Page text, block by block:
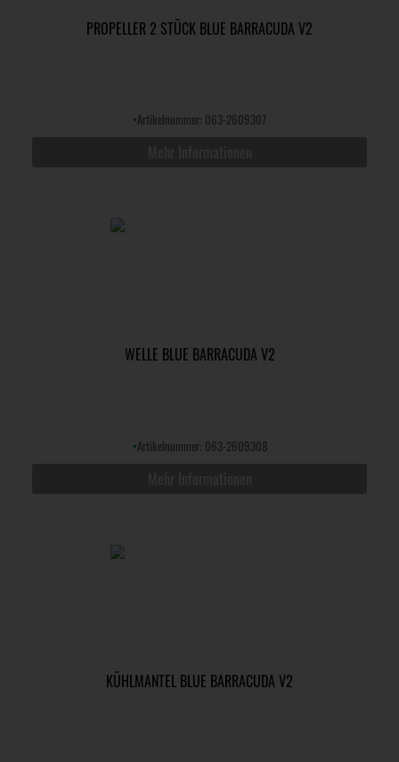
PROPELLER 2 STÜCK BLUE BARRACUDA V2
•Artikelnummer: 063-2609307
WELLE BLUE BARRACUDA V2
•Artikelnummer: 063-2609308
KÜHLMANTEL BLUE BARRACUDA V2